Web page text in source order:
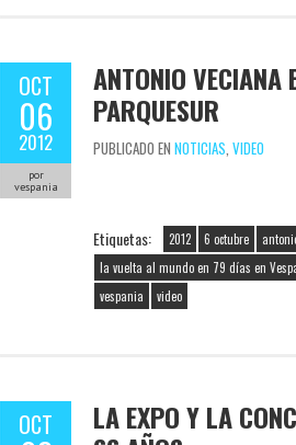
OCT
06
2012
por
vespania
ANTONIO VECIANA
PARQUESUR
PUBLICADO EN NOTICIAS, VIDEO
Etiquetas: 2012 6 octubre
la vuelta al mundo en 79 días en
vespania
video
OCT
LA EXPO Y LA